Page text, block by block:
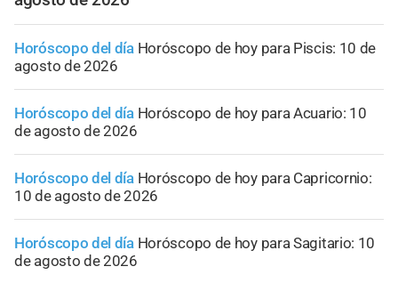
Horóscopo del día Horóscopo de hoy para Piscis: 10 de
agosto de 2026
Horóscopo del día Horóscopo de hoy para Acuario: 10
de agosto de 2026
Horóscopo del día Horóscopo de hoy para Capricornio:
10 de agosto de 2026
Horóscopo del día Horóscopo de hoy para Sagitario: 10
de agosto de 2026